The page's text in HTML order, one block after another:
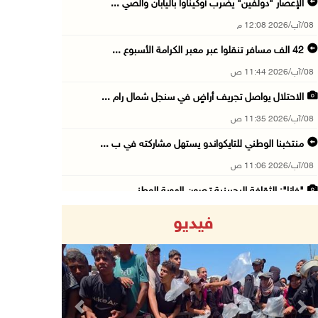
الإعصار "دولفين" يضرب أوكيناوا باليابان والصي ...
08/آب/2026 12:08 م
42 الف مسافر تنقلوا عبر معبر الكرامة الأسبوع ...
08/آب/2026 11:44 ص
الاحتلال يواصل تجريف أراضٍ في سنجل شمال رام ...
08/آب/2026 11:35 ص
منتخبنا الوطني للتايكواندو يستهل مشاركته في ب ...
08/آب/2026 11:06 ص
"فانا": الثقافة البحرينية تـصون الهوية الوطني ...
08/آب/2026 10:50 ص
مستعمرون إرهابيون يهاجمون منزلا ويقتحمون مناط ...
08/آب/2026 10:22 ص
فيديو
Previous Next